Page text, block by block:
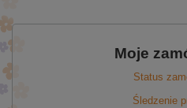
Moje
Status
Śledzenie